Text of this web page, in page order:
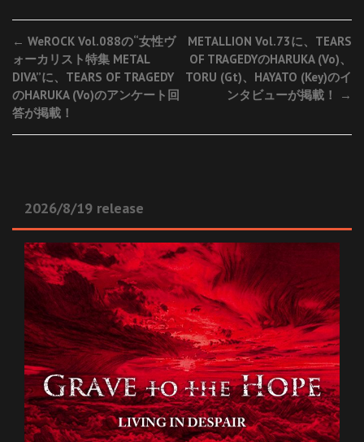
Post
navigation
← WeROCK Vol.088の“女性ヴ
ォーカリスト特集 METAL
DIVA”に、TEARS OF TRAGEDY
のHARUKA (Vo)のアンケート回
答が掲載！
METALLION Vol.73に、TEARS
OF TRAGEDYのHARUKA (Vo)、
TORU (Gt)、HAYATO (Key)のイ
ンタビューが掲載！
→
2026/8/19 release